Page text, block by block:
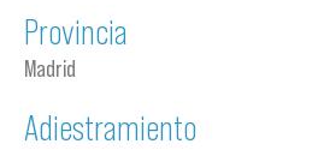
Provincia
Madrid
Adiestramiento